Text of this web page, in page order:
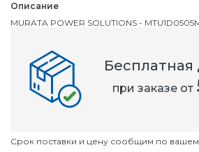
Описание
MURATA POWER SOLUTIONS -
Номенклатурный номер
OC2218466
Cрок поставки и цену сообщим по
Бесплатная
при заказе от